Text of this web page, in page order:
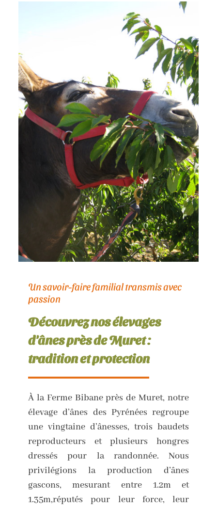
Un savoir-faire familial transmis avec
passion
Découvrez nos élevages
d'ânes près de Muret :
tradition et protection
À la Ferme Bibane près de Muret, notre
élevage d’ânes des Pyrénées regroupe
une vingtaine d’ânesses, trois baudets
reproducteurs et plusieurs hongres
dressés pour la randonnée. Nous
privilégions la production d’ânes
gascons, mesurant entre 1.2m et
1.35m,réputés pour leur force, leur